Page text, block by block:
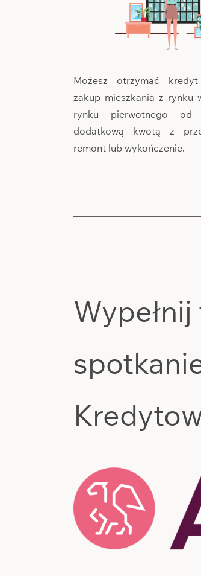
Możesz otrzymać
zakup mieszkania z rynku
rynku pierwotnego od
dodatkową kwotą z
remont lub wykończenie.